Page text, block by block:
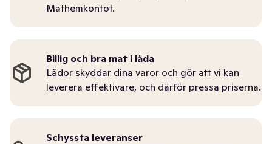
Mathemkontot.
Billig och bra mat i låda
Lådor skyddar dina varor och gör att vi kan
leverera effektivare, och därför pressa priserna.
Schyssta leveranser